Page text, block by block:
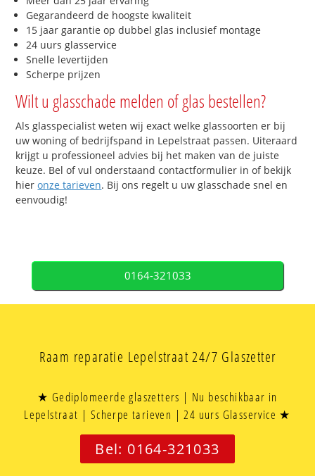
Gegarandeerd de hoogste kwaliteit
15 jaar garantie op dubbel glas inclusief montage
24 uurs glasservice
Snelle levertijden
Scherpe prijzen
Wilt u glasschade melden of glas bestellen?
Als glasspecialist weten wij exact welke glassoorten er bij
uw woning of bedrijfspand in Lepelstraat passen. Uiteraard
krijgt u professioneel advies bij het maken van de juiste
keuze. Bel of vul onderstaand contactformulier in of bekijk
hieronze tarieven. Bij ons regelt u uw glasschade snel en
eenvoudig!
0164-321033
Raam reparatie Lepelstraat 24/7 Glaszetter
★ Gediplomeerde glaszetters | Nu beschikbaar in
Lepelstraat | Scherpe tarieven | 24 uurs Glasservice ★
Bel: 0164-321033